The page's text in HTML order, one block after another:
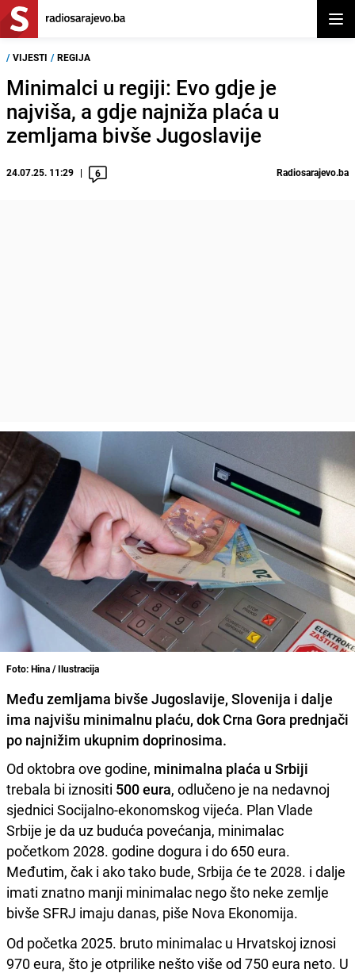
/ VIJESTI / REGIJA
Minimalci u regiji: Evo gdje je
najviša, a gdje najniža plaća u
zemljama bivše Jugoslavije
24.07.25. 11:29 6 Radiosarajevo.ba
Foto: Hina / Ilustracija
Među zemljama bivše Jugoslavije, Slovenija i dalje
ima najvišu minimalnu plaću, dok Crna Gora prednjači
po najnižim ukupnim doprinosima.
Od oktobra ove godine, minimalna plaća u Srbiji
trebala bi iznositi 500 eura, odlučeno je na nedavnoj
sjednici Socijalno-ekonomskog vijeća. Plan Vlade
Srbije je da uz buduća povećanja, minimalac
početkom 2028. godine dogura i do 650 eura.
Međutim, čak i ako tako bude, Srbija će te 2028. i dalje
imati znatno manji minimalac nego što neke zemlje
bivše SFRJ imaju danas, piše Nova Ekonomija.
Od početka 2025. bruto minimalac u Hrvatskoj iznosi
970 eura, što je otprilike nešto više od 750 eura neto. U